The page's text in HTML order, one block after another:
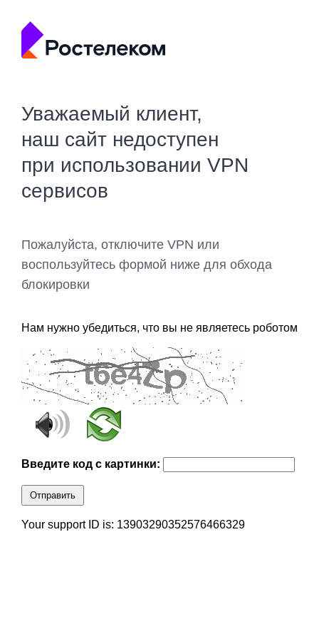
Уважаемый клиент,
наш сайт недоступен
при использовании VPN
сервисов
Пожалуйста, отключите VPN или
воспользуйтесь формой ниже для обхода
блокировки
Нам нужно убедиться, что вы не являетесь роботом
Введите код с картинки:
Отправить
Your support ID is: 13903290352576466329